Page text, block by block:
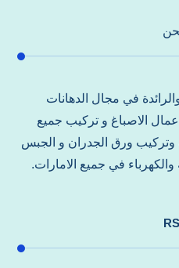
في مجال الدهانات
الاصباغ و تركيب جميع
وتركيب ورق الجدران و الجبس
في جميع الامارات.